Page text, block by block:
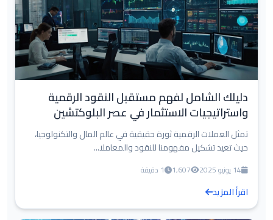
دليلك الشامل لفهم مستقبل النقود الرقمية
واستراتيجيات الاستثمار في عصر البلوكتشين
تمثل العملات الرقمية ثورة حقيقية في عالم المال والتكنولوجيا،
حيث تعيد تشكيل مفهومنا للنقود والمعاملا...
14 يونيو 2025 1,607 1 دقيقة
اقرأ المزيد